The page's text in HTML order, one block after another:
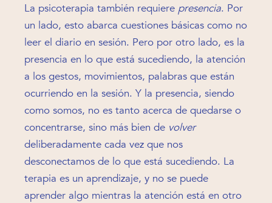
La psicoterapia también requiere presencia. Por
un lado, esto abarca cuestiones básicas como no
leer el diario en sesión. Pero por otro lado, es la
presencia en lo que está sucediendo, la atención
a los gestos, movimientos, palabras que están
ocurriendo en la sesión. Y la presencia, siendo
como somos, no es tanto acerca de quedarse o
concentrarse, sino más bien de volver
deliberadamente cada vez que nos
desconectamos de lo que está sucediendo. La
terapia es un aprendizaje, y no se puede
aprender algo mientras la atención está en otro